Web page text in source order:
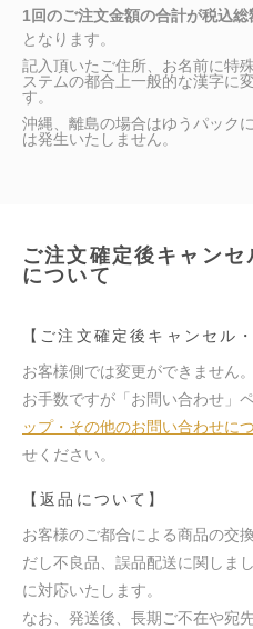
1回のご注文金額の合計が税込
となります。
記入頂いたご住所、お名前に特
ステムの都合上一般的な漢字に
す。
沖縄、離島の場合はゆうパック
は発生いたしません。
ご注文確定後キャン
について
【ご注文確定後キャンセル
お客様側では変更ができません。
お手数ですが「お問い合わせ」
ップ・その他のお問い合わせに
せください。
【返品について】
お客様のご都合による商品の交
だし不良品、誤品配送に関しま
に対応いたします。
なお、発送後、長期ご不在や宛